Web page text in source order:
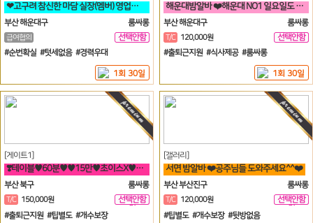
❤고구려 참신한 마담 실장(멤버) 영업진 구좌 사장님들을 모십니다❤️
부산 해운대구
룸싸롱
급여협의
선택안함
일
#순번확실 #텃세없음 #경력우대
1회 30일
해운대밤알바 ❤️해운대 NO1 일요일도 영업합니다❤️
부산 해운대구
룸싸롱
T/C 120,000원
선택안함
일
#출퇴근지원 #식사제공 #룸싸롱
1회 30일
[게이트1]
❣️테이블♥60분♥♥15만♥초이스X♥♥해운대서면연산동하단온천장룸빠룸싸롱❣️
부산 북구
룸싸롱
T/C 150,000원
선택안함
일
#출퇴근지원 #팁별도 #개수보장
[갤러리]
서면 밤알바 ❤️공주님들 도와주세요^^❤️
부산 부산진구
룸싸롱
T/C 120,000원
선택안함
일
#팁별도 #개수보장 #뒷방없음